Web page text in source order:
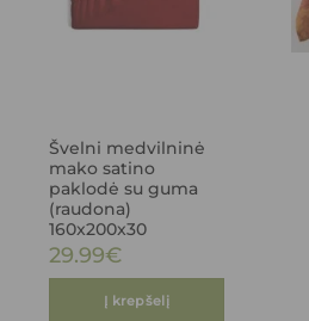
Švelni medvilninė
mako satino
paklodė su guma
(raudona)
160x200x30
29.99€
Į krepšelį